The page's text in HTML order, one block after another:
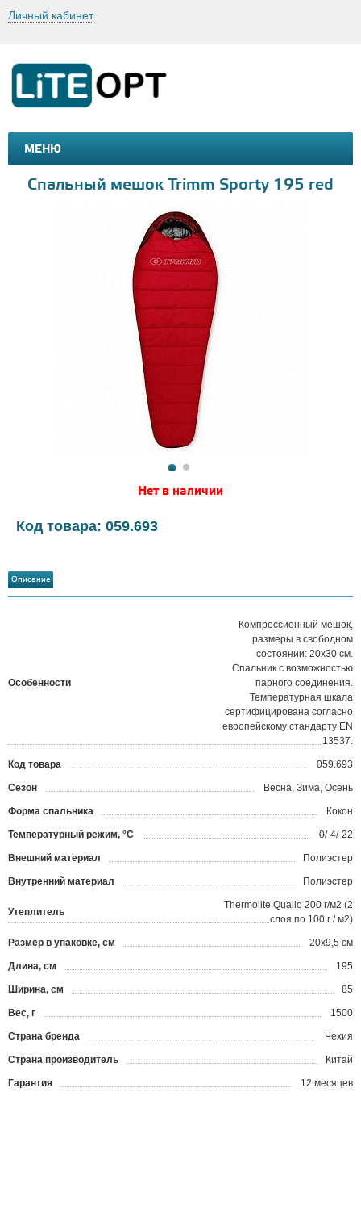
Личный кабинет
МЕНЮ
МАШИНКИ И МОТОЦИКЛЫ
Спальный мешок Trimm Sporty 195 red
Нет в наличии
Код товара: 059.693
Описание
Особенности
Компрессионный мешок,
размеры в свободном
состоянии: 20х30 см.
Спальник с возможностью
парного соединения.
Температурная шкала
сертифицирована согласно
европейскому стандарту EN
13537.
Код товара 059.693
Сезон Весна, Зима, Осень
Форма спальника Кокон
Температурный режим, °С 0/-4/-22
Внешний материал Полиэстер
Внутренний материал Полиэстер
Утеплитель
Thermolite Quallo 200 г/м2 (2
слоя по 100 г / м2)
Размер в упаковке, см 20х9,5 см
Длина, см 195
Ширина, см 85
Вес, г 1500
Страна бренда Чехия
Страна производитель Китай
Гарантия 12 месяцев